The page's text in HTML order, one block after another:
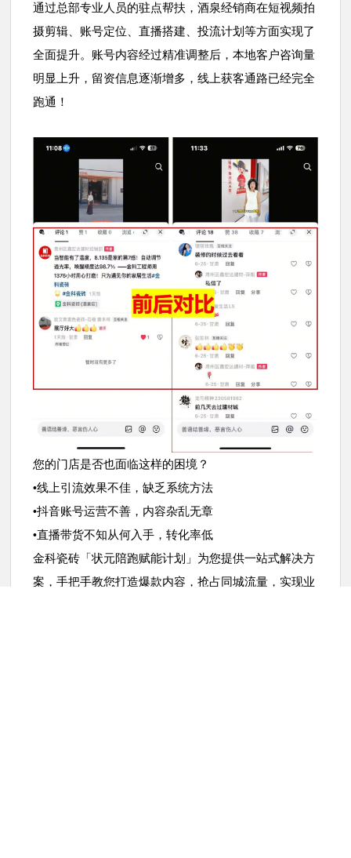
通过总部专业人员的驻点帮扶，酒泉经销商在短视频拍
摄剪辑、账号定位、直播搭建、投流计划等方面实现了
全面提升。账号内容经过精准调整后，本地客户咨询量
明显上升，留资信息逐渐增多，线上获客通路已经完全
跑通！
您的门店是否也面临这样的困境？
•线上引流效果不佳，缺乏系统方法
•抖音账号运营不善，内容杂乱无章
•直播带货不知从何入手，转化率低
金科瓷砖「状元陪跑赋能计划」为您提供一站式解决方
案，手把手教您打造爆款内容，抢占同城流量，实现业